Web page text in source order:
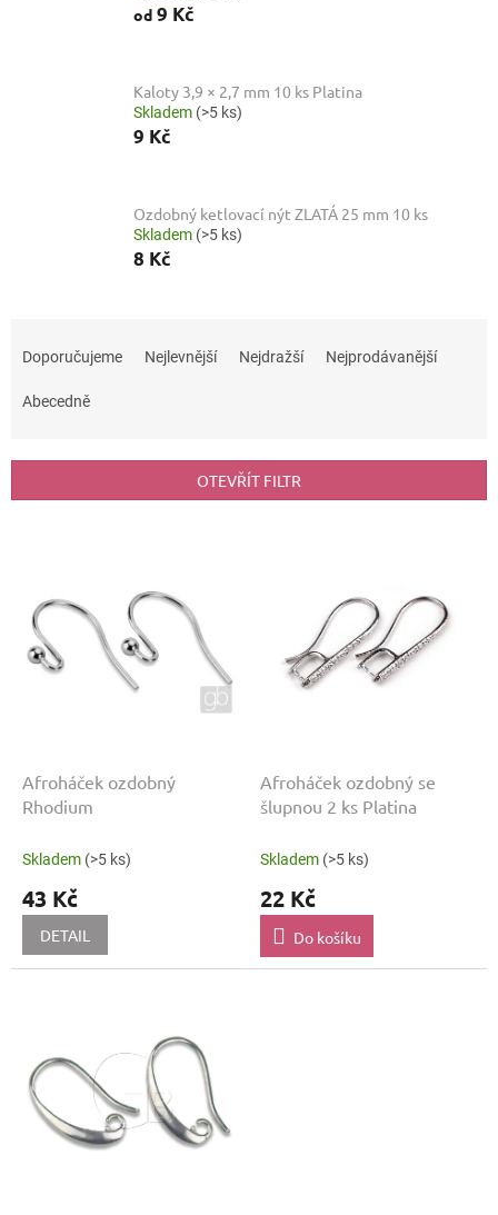
od 9 Kč
Kaloty 3,9 × 2,7 mm 10 ks Platina
Skladem (>5 ks)
9 Kč
Ozdobný ketlovací nýt ZLATÁ 25 mm 10 ks
Skladem (>5 ks)
8 Kč
r
Doporučujeme Nejlevnější Nejdražší Nejprodávanější
Abecedně
OTEVŘÍT FILTR
Afroháček ozdobný
Rhodium
Skladem (>5 ks)
43 Kč
DETAIL
Afroháček ozdobný se
šlupnou 2 ks Platina
Skladem (>5 ks)
22 Kč
Do košíku